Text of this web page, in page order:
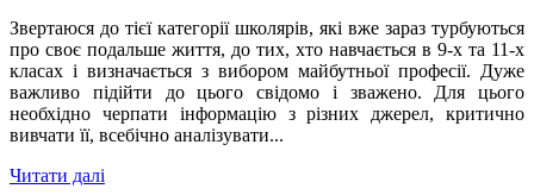
Звертаюся до тієї категорії школярів, які вже зараз турбуються
про своє подальше життя, до тих, хто навчається в 9-х та 11-х
класах і визначається з вибором майбутньої професії. Дуже
важливо підійти до цього свідомо і зважено. Для цього
необхідно черпати інформацію з різних джерел, критично
вивчати її, всебічно аналізувати...
Читати далі